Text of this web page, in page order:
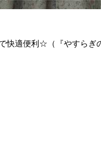
快適便利☆（『やすらぎ